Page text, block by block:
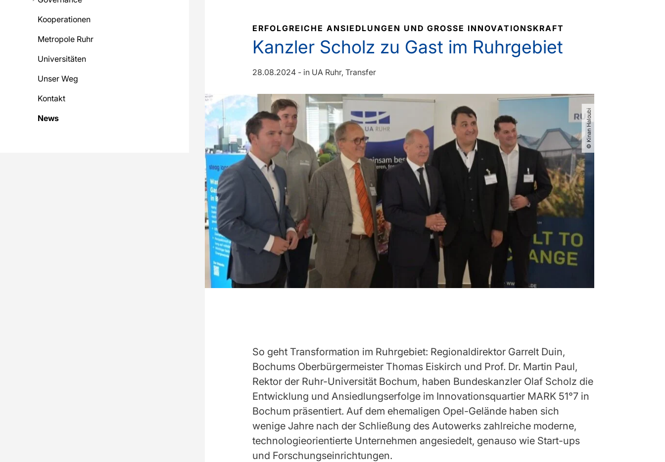
Kooperationen
Metropole Ruhr
Universitäten
Unser Weg
Kontakt
News
ERFOLGREICHE ANSIEDLUNGEN UND GROSSE INNOVATIONSKRAFT
Kanzler Scholz zu Gast im Ruhrgebiet
28.08.2024 - in UA Ruhr Transfer
© Kinan Haloubi
So geht Transformation im Ruhrgebiet: Regionaldirektor Garrelt Duin,
Bochums Oberbürgermeister Thomas Eiskirch und Prof. Dr. Martin Paul,
Rektor der Ruhr-Universität Bochum, haben Bundeskanzler Olaf Scholz die
Entwicklung und Ansiedlungserfolge im Innovationsquartier MARK 51°7 in
Bochum präsentiert. Auf dem ehemaligen Opel-Gelände haben sich
wenige Jahre nach der Schließung des Autowerks zahlreiche moderne,
technologieorientierte Unternehmen angesiedelt, genauso wie Start-ups
und Forschungseinrichtungen.